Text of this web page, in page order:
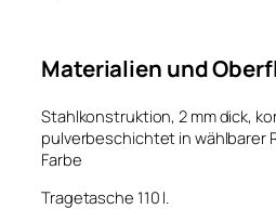
Materialien und
Stahlkonstruktion, 2 mm dick,
pulverbeschichtet in wählbarer
Farbe
Tragetasche 110 l.